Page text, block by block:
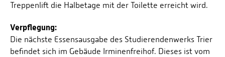
Treppenlift die Halbetage mit der Toilette erreicht wird.
Verpflegung:
Die nächste Essensausgabe des Studierendenwerks Trier
befindet sich im Gebäude Irminenfreihof. Dieses ist vom